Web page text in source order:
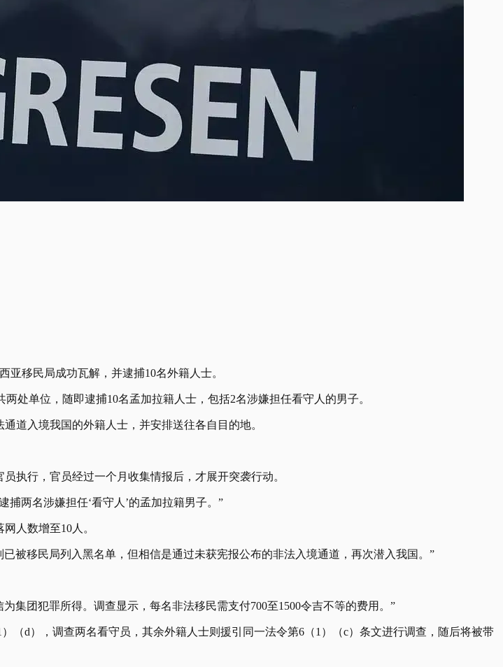
亚移民局成功瓦解，并逮捕10名外籍人士。
处单位，随即逮捕10名孟加拉籍人士，包括2名涉嫌担任看守人的男子。
道入境我国的外籍人士，并安排送往各自目的地。
执行，官员经过一个月收集情报后，才展开突袭行动。
两名涉嫌担任‘看守人’的孟加拉籍男子。”
人数增至10人。
被移民局列入黑名单，但相信是通过未获宪报公布的非法入境通道，再次潜入我国。”
集团犯罪所得。调查显示，每名非法移民需支付700至1500令吉不等的费用。”
（d），调查两名看守员，其余外籍人士则援引同一法令第6（1）（c）条文进行调查，随后将被带